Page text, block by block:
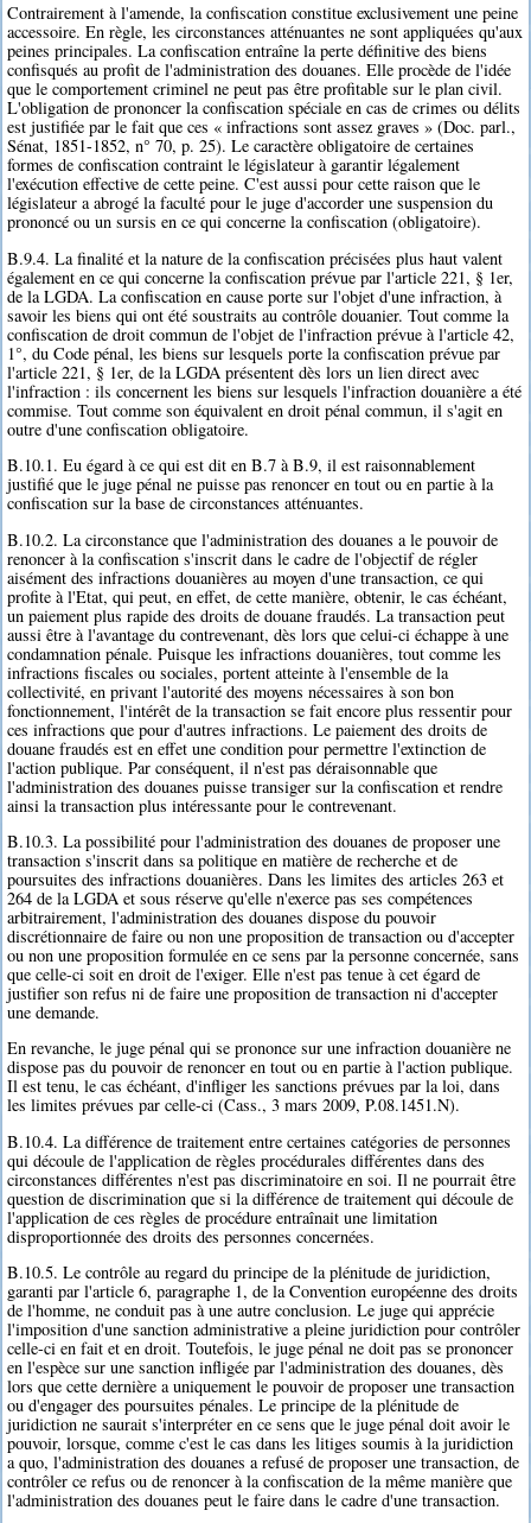
Contrairement à l'amende, la confiscation constitue exclusivement une peine
accessoire. En règle, les circonstances atténuantes ne sont appliquées qu'aux
peines principales. La confiscation entraîne la perte définitive des biens
confisqués au profit de l'administration des douanes. Elle procède de l'idée
que le comportement criminel ne peut pas être profitable sur le plan civil.
L'obligation de prononcer la confiscation spéciale en cas de crimes ou délits
est justifiée par le fait que ces « infractions sont assez graves » (Doc. parl.,
Sénat, 1851-1852, n° 70, p. 25). Le caractère obligatoire de certaines
formes de confiscation contraint le législateur à garantir légalement
l'exécution effective de cette peine. C'est aussi pour cette raison que le
législateur a abrogé la faculté pour le juge d'accorder une suspension du
prononcé ou un sursis en ce qui concerne la confiscation (obligatoire).
B.9.4. La finalité et la nature de la confiscation précisées plus haut valent
également en ce qui concerne la confiscation prévue par l'article 221, § 1er,
de la LGDA. La confiscation en cause porte sur l'objet d'une infraction, à
savoir les biens qui ont été soustraits au contrôle douanier. Tout comme la
confiscation de droit commun de l'objet de l'infraction prévue à l'article 42,
1°, du Code pénal, les biens sur lesquels porte la confiscation prévue par
l'article 221, § 1er, de la LGDA présentent dès lors un lien direct avec
l'infraction : ils concernent les biens sur lesquels l'infraction douanière a été
commise. Tout comme son équivalent en droit pénal commun, il s'agit en
outre d'une confiscation obligatoire.
B.10.1. Eu égard à ce qui est dit en B.7 à B.9, il est raisonnablement
justifié que le juge pénal ne puisse pas renoncer en tout ou en partie à la
confiscation sur la base de circonstances atténuantes.
B.10.2. La circonstance que l'administration des douanes a le pouvoir de
renoncer à la confiscation s'inscrit dans le cadre de l'objectif de régler
aisément des infractions douanières au moyen d'une transaction, ce qui
profite à l'Etat, qui peut, en effet, de cette manière, obtenir, le cas échéant,
un paiement plus rapide des droits de douane fraudés. La transaction peut
aussi être à l'avantage du contrevenant, dès lors que celui-ci échappe à une
condamnation pénale. Puisque les infractions douanières, tout comme les
infractions fiscales ou sociales, portent atteinte à l'ensemble de la
collectivité, en privant l'autorité des moyens nécessaires à son bon
fonctionnement, l'intérêt de la transaction se fait encore plus ressentir pour
ces infractions que pour d'autres infractions. Le paiement des droits de
douane fraudés est en effet une condition pour permettre l'extinction de
l'action publique. Par conséquent, il n'est pas déraisonnable que
l'administration des douanes puisse transiger sur la confiscation et rendre
ainsi la transaction plus intéressante pour le contrevenant.
B.10.3. La possibilité pour l'administration des douanes de proposer une
transaction s'inscrit dans sa politique en matière de recherche et de
poursuites des infractions douanières. Dans les limites des articles 263 et
264 de la LGDA et sous réserve qu'elle n'exerce pas ses compétences
arbitrairement, l'administration des douanes dispose du pouvoir
discrétionnaire de faire ou non une proposition de transaction ou d'accepter
ou non une proposition formulée en ce sens par la personne concernée, sans
que celle-ci soit en droit de l'exiger. Elle n'est pas tenue à cet égard de
justifier son refus ni de faire une proposition de transaction ni d'accepter
une demande.
En revanche, le juge pénal qui se prononce sur une infraction douanière ne
dispose pas du pouvoir de renoncer en tout ou en partie à l'action publique.
Il est tenu, le cas échéant, d'infliger les sanctions prévues par la loi, dans
les limites prévues par celle-ci (Cass., 3 mars 2009, P.08.1451.N).
B.10.4. La différence de traitement entre certaines catégories de personnes
qui découle de l'application de règles procédurales différentes dans des
circonstances différentes n'est pas discriminatoire en soi. Il ne pourrait être
question de discrimination que si la différence de traitement qui découle de
l'application de ces règles de procédure entraînait une limitation
disproportionnée des droits des personnes concernées.
B.10.5. Le contrôle au regard du principe de la plénitude de juridiction,
garanti par l'article 6, paragraphe 1, de la Convention européenne des droits
de l'homme, ne conduit pas à une autre conclusion. Le juge qui apprécie
l'imposition d'une sanction administrative a pleine juridiction pour contrôler
celle-ci en fait et en droit. Toutefois, le juge pénal ne doit pas se prononcer
en l'espèce sur une sanction infligée par l'administration des douanes, dès
lors que cette dernière a uniquement le pouvoir de proposer une transaction
ou d'engager des poursuites pénales. Le principe de la plénitude de
juridiction ne saurait s'interpréter en ce sens que le juge pénal doit avoir le
pouvoir, lorsque, comme c'est le cas dans les litiges soumis à la juridiction
a quo, l'administration des douanes a refusé de proposer une transaction, de
contrôler ce refus ou de renoncer à la confiscation de la même manière que
l'administration des douanes peut le faire dans le cadre d'une transaction.